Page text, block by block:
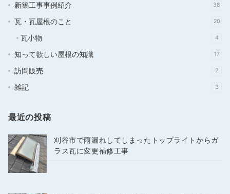
新築工事事例紹介 38
瓦・瓦屋根のこと 20
瓦小物 4
知って欲しい屋根の知識 17
訪問販売 2
雑記 3
最近の投稿
刈谷市で雨漏れしてしまったトップライトからガ
ラス瓦に変更補修工事